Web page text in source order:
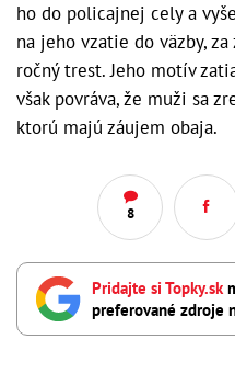
ho do policajnej cely a
na jeho vzatie do väzby,
ročný trest. Jeho motív
však povráva, že muži sa
ktorú majú záujem obaja.
8
Pridajte si Topky.sk
preferované zdroje